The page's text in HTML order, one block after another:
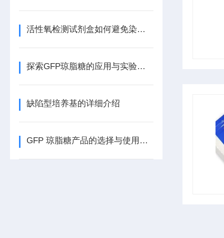
活性氧检测试剂盒如何避免染料氧化与光漂白？
探索GFP琼脂糖的应用与实验价值
缺陷型培养基的详细介绍
GFP 琼脂糖产品的选择与使用技巧